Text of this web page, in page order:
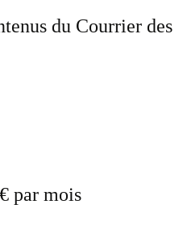
du Courrier des
par mois